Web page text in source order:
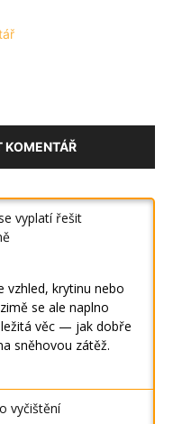
KOMENTÁŘ
vyplatí řešit
vzhled, krytinu nebo
se ale naplno
věc — jak dobře
sněhovou zátěž.
vyčištění